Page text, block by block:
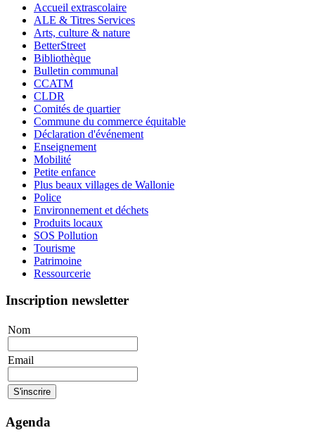
Accueil extrascolaire
ALE & Titres Services
Arts, culture & nature
BetterStreet
Bibliothèque
Bulletin communal
CCATM
CLDR
Comités de quartier
Commune du commerce équitable
Déclaration d'événement
Enseignement
Mobilité
Petite enfance
Plus beaux villages de Wallonie
Police
Environnement et déchets
Produits locaux
SOS Pollution
Tourisme
Patrimoine
Ressourcerie
Inscription newsletter
Nom
Email
Agenda